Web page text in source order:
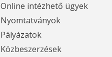
Online intézhető ügyek
Nyomtatványok
Pályázatok
Közbeszerzések